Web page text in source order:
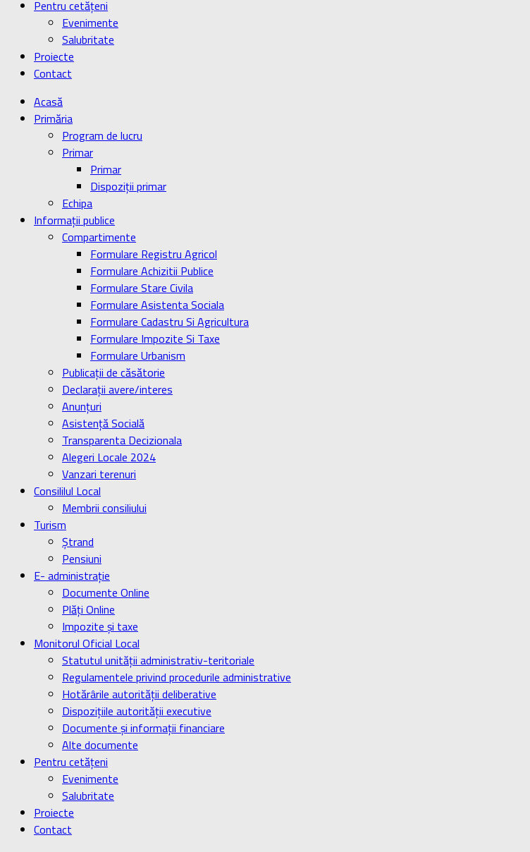
Pentru cetățeni
Evenimente
Salubritate
Proiecte
Contact
Acasă
Primăria
Program de lucru
Primar
Primar
Dispoziţii primar
Echipa
Informaţii publice
Compartimente
Formulare Registru Agricol
Formulare Achizitii Publice
Formulare Stare Civila
Formulare Asistenta Sociala
Formulare Cadastru Si Agricultura
Formulare Impozite Si Taxe
Formulare Urbanism
Publicaţii de căsătorie
Declaraţii avere/interes
Anunţuri
Asistenţă Socială
Transparenta Decizionala
Alegeri Locale 2024
Vanzari terenuri
Consililul Local
Membrii consiliului
Turism
Ştrand
Pensiuni
E- administrație
Documente Online
Plăți Online
Impozite și taxe
Monitorul Oficial Local
Statutul unității administrativ-teritoriale
Regulamentele privind procedurile administrative
Hotărârile autorității deliberative
Dispozițiile autorității executive
Documente și informații financiare
Alte documente
Pentru cetățeni
Evenimente
Salubritate
Proiecte
Contact